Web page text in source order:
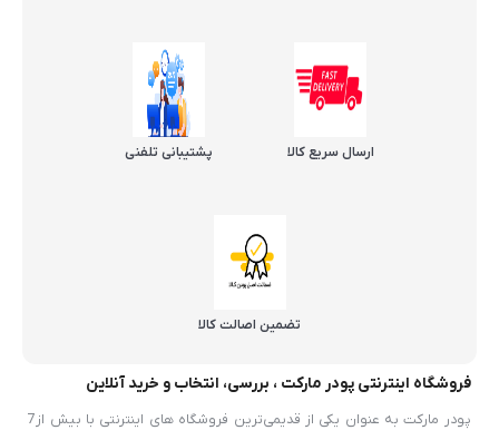
ارسال سریع کالا پشتیبانی تلفنی
تضمین اصالت کالا
فروشگاه اینترنتی پودر مارکت ، بررسی، انتخاب و خرید آنلاین
پودر مارکت به عنوان یکی از قدیمی‌ترین فروشگاه های اینترنتی با بیش از7